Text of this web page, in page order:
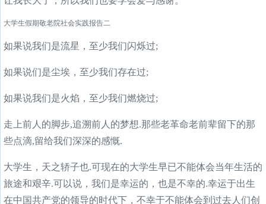
大学生假期敬老院社会实践报告二
如果说我们是流星，至少我们闪烁过;
如果说们是尘埃，至少我们存在过;
如果说我们是火焰，至少我们燃烧过;
走上前人的脚步,追溯前人的梦想.那些老革命老前辈留下的那
些点滴,留给我们深深的感慨.
大学生，天之轿子也.可现在的大学生早已不能体会当年生活的
旅途和艰辛.可以说，我们是幸运的，也是不幸的.幸运于出生
在中国共产党的领导的时代下，不幸于不能体会到过去人们创